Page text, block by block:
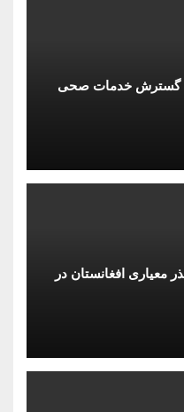
با گسترش خدمات صحی
معیاری افغانستان در